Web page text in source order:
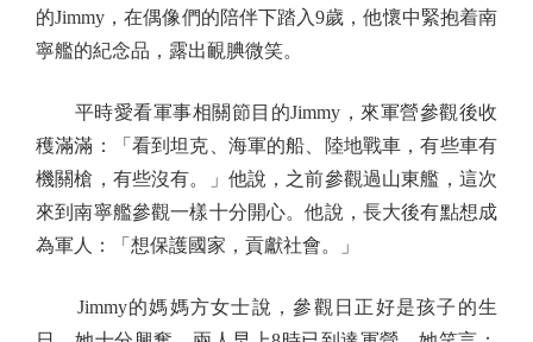
的Jimmy，在偶像們的陪伴下踏入9歲，他懷中緊抱着南
寧艦的紀念品，露出靦腆微笑。
平時愛看軍事相關節目的Jimmy，來軍營參觀後收
穫滿滿：「看到坦克、海軍的船、陸地戰車，有些車有
機關槍，有些沒有。」他說，之前參觀過山東艦，這次
來到南寧艦參觀一樣十分開心。他說，長大後有點想成
為軍人：「想保護國家，貢獻社會。」
Jimmy的媽媽方女士說，參觀日正好是孩子的生